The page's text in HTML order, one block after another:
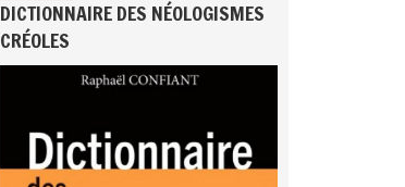
DICTIONNAIRE DES NÉOLOGISMES
CRÉOLES